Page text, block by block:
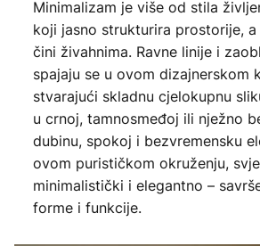
Minimalizam je više od stila
koji jasno strukturira prostorije,
čini živahnima. Ravne linije i
spajaju se u ovom dizajnerskom
stvarajući skladnu cjelokupnu
u crnoj, tamnosmeđoj ili nježno
dubinu, spokoj i bezvremensku
ovom purističkom okruženju,
minimalistički i elegantno –
forme i funkcije.